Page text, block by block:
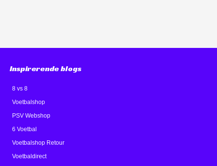
Inspirerende blogs
8 vs 8
Voetbalshop
PSV Webshop
6 Voetbal
Voetbalshop Retour
Voetbaldirect